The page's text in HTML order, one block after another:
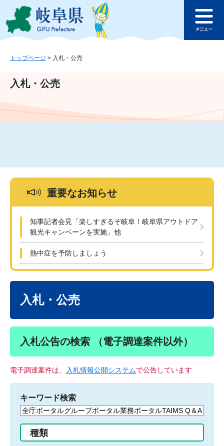
ジ
ュ
文
このページの本文へ
ュ
トップページ > 入札・公売
入札・公売
重要なお知らせ
知事記者会見「楽しすぎるぞ岐阜！岐阜県アウトドア
観光キャンペーンを実施」他
熱中症を予防しましょう
入札・公売
入札公告の検索 （電子調達案件以外）
電子調達案件は、 入札情報公開システムで公告しています
キーワード検索
検
る
種類